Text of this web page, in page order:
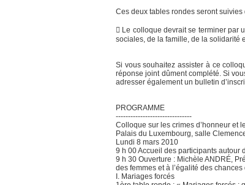
Ces deux tables rondes seront suivies
 Le colloque devrait se terminer par
sociales, de la famille, de la solidarité
Si vous souhaitez assister à ce
réponse joint dûment complété. Si
adresser également un bulletin
PROGRAMME
-------------------------------
Colloque sur les crimes d’honneur et
Palais du Luxembourg, salle
Lundi 8 mars 2010
9 h 00 Accueil des participants autour
9 h 30 Ouverture : Michèle ANDRÉ,
des femmes et à l’égalité des
I. Mariages forcés